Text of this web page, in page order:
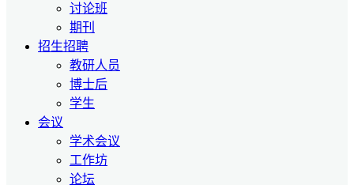
讨论班
期刊
招生招聘
教研人员
博士后
学生
会议
学术会议
工作坊
论坛